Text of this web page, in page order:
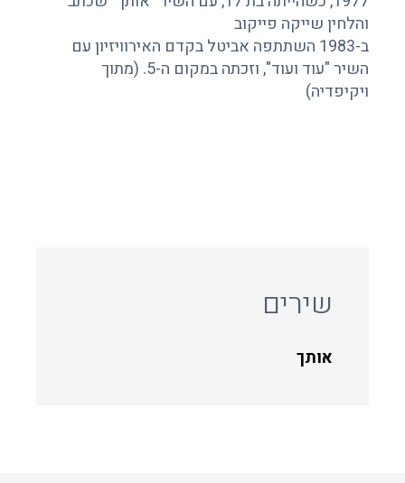
והלחין שייקה פייקוב
ב-1983 השתתפה אביטל בקדם האירוויזיון עם
השיר "עוד ועוד", וזכתה במקום ה-5. (מתוך
ויקיפדיה)
שירים
אותך